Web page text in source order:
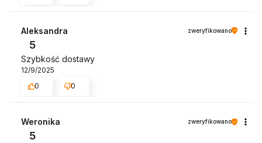
Aleksandra zweryfikowano
5
Szybkość dostawy
12/9/2025
0
0
Weronika zweryfikowano
5